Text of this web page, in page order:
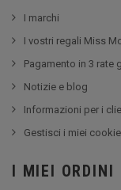
I marchi
I vostri regali Miss
Pagamento in 3 rate
Notizie e blog
Informazioni per i
Gestisci i miei cookie
I MIEI ORDINI